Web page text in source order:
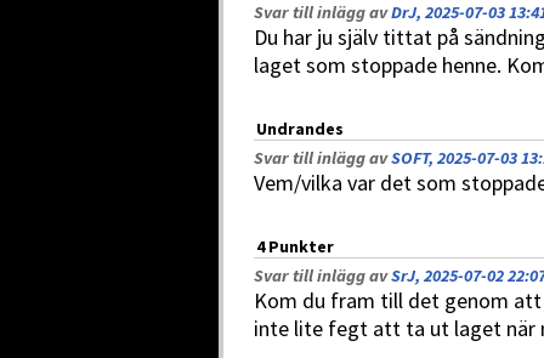
Svar till inlägg avDrJ, 2025-07-03
Du har ju själv tittat på
laget som stoppade henne.
Undrandes
Svar till inlägg avSOFT, 2025-07-03
Vem/vilka var det som
4 Punkter
Svar till inlägg avSrJ, 2025-07-02
Kom du fram till det genom
inte lite fegt att ta ut laget när